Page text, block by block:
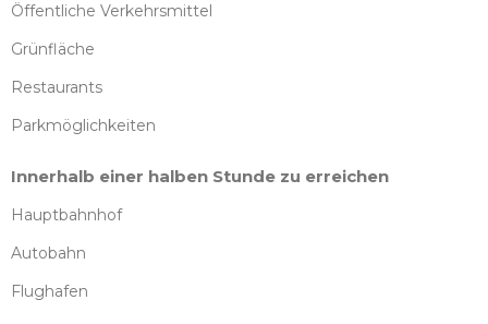
Öffentliche Verkehrsmittel
Grünfläche
Restaurants
Parkmöglichkeiten
Innerhalb einer halben Stunde zu erreichen
Hauptbahnhof
Autobahn
Flughafen